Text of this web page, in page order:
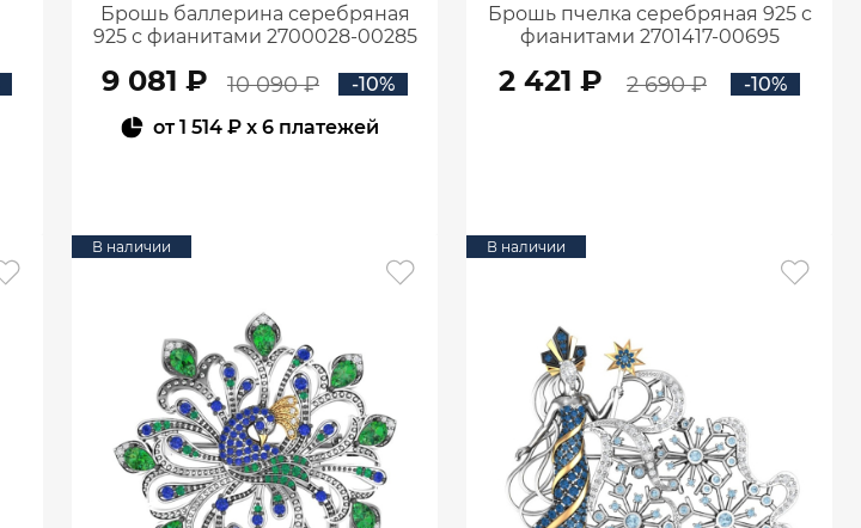
Брошь баллерина серебряная
925 с фианитами 2700028-00285
9 081 ₽ 10 090 ₽
-10%
от1 514 ₽ x 6 платежей
Брошь пчелка серебряная 925 с
фианитами 2701417-00695
2 421 ₽ 2 690 ₽ -10%
В наличии В наличии